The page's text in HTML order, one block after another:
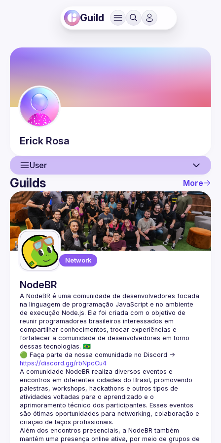
Guild
Erick Rosa
User
User
Guilds
Guilds More
Network
NodeBR
A NodeBR é uma comunidade de desenvolvedores focada
na linguagem de programação JavaScript e no ambiente
de execução Node.js. Ela foi criada com o objetivo de
reunir programadores brasileiros interessados em
compartilhar conhecimentos, trocar experiências e
fortalecer a comunidade de desenvolvedores em torno
🟢 Faça parte da nossa comunidade no Discord ->
https://discord.gg/rbNpcCu4
A comunidade NodeBR realiza diversos eventos e
encontros em diferentes cidades do Brasil, promovendo
palestras, workshops, hackathons e outros tipos de
atividades voltadas para o aprendizado e o
aprimoramento técnico dos participantes. Esses eventos
são ótimas oportunidades para networking, colaboração e
Além dos encontros presenciais, a NodeBR também
mantém uma presença online ativa, por meio de grupos de